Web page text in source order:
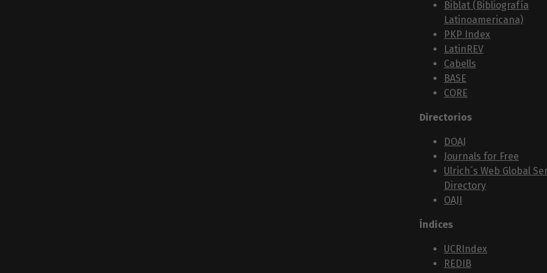
Biblat (Bibliografía
Latinoamericana)
PKP Index
LatinREV
Cabells
BASE
CORE
Directorios
DOAJ
Journals for Free
Ulrich´s Web Global
Directory
OAJI
Índices
UCRIndex
REDIB